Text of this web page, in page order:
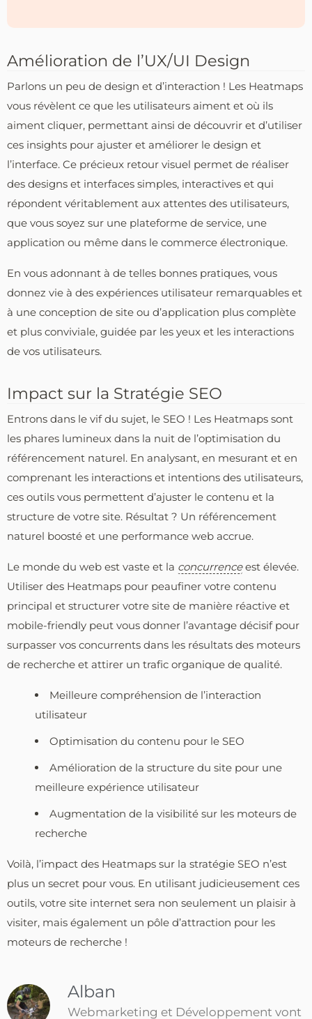
Amélioration de l’UX/UI Design
Parlons un peu de design et d’interaction ! Les Heatmaps
vous révèlent ce que les utilisateurs aiment et où ils
aiment cliquer, permettant ainsi de découvrir et d’utiliser
ces insights pour ajuster et améliorer le design et
l’interface. Ce précieux retour visuel permet de réaliser
des designs et interfaces simples, interactives et qui
répondent véritablement aux attentes des utilisateurs,
que vous soyez sur une plateforme de service, une
application ou même dans le commerce électronique.
En vous adonnant à de telles bonnes pratiques, vous
donnez vie à des expériences utilisateur remarquables et
à une conception de site ou d’application plus complète
et plus conviviale, guidée par les yeux et les interactions
de vos utilisateurs.
Impact sur la Stratégie SEO
Entrons dans le vif du sujet, le SEO ! Les Heatmaps sont
les phares lumineux dans la nuit de l’optimisation du
référencement naturel. En analysant, en mesurant et en
comprenant les interactions et intentions des utilisateurs,
ces outils vous permettent d’ajuster le contenu et la
structure de votre site. Résultat ? Un référencement
naturel boosté et une performance web accrue.
Le monde du web est vaste et la concurrenceest élevée.
Utiliser des Heatmaps pour peaufiner votre contenu
principal et structurer votre site de manière réactive et
mobile-friendly peut vous donner l’avantage décisif pour
surpasser vos concurrents dans les résultats des moteurs
de recherche et attirer un trafic organique de qualité.
Meilleure compréhension de l’interaction
utilisateur
Optimisation du contenu pour le SEO
Amélioration de la structure du site pour une
meilleure expérience utilisateur
Augmentation de la visibilité sur les moteurs de
recherche
Voilà, l’impact des Heatmaps sur la stratégie SEO n’est
plus un secret pour vous. En utilisant judicieusement ces
outils, votre site internet sera non seulement un plaisir à
visiter, mais également un pôle d’attraction pour les
moteurs de recherche !
Alban
Webmarketing et Développement vont